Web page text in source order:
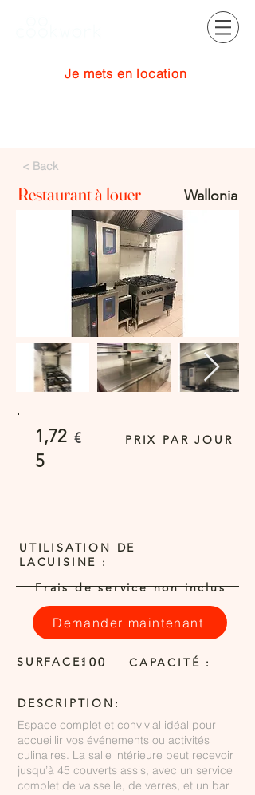
Je mets en location
< Back
Wallonia
Restaurant à louer
1,72
5
€ PRIX PAR JOUR
Frais de service non inclus
Demander maintenant
UTILISATION DE
LACUISINE :
SURFACE:100 CAPACITÉ :
DESCRIPTION:
Espace complet et convivial idéal pour
accueillir vos événements ou activités
culinaires. La salle intérieure peut recevoir
jusqu’à 45 couverts assis, avec un service
complet de vaisselle, de verres, et un bar